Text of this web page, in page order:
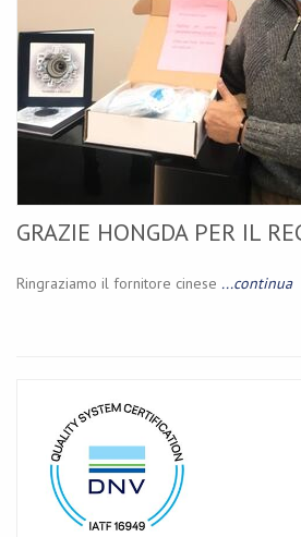
GRAZIE HONGDA PER IL
Ringraziamo il fornitore cinese ...continua